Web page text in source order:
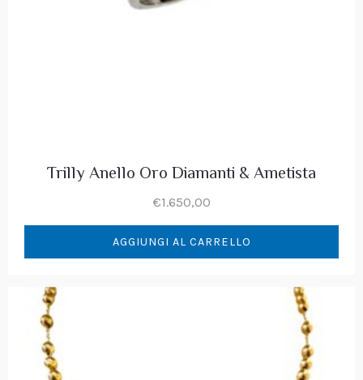
Trilly Anello Oro Diamanti & Ametista
€1.650,00
AGGIUNGI AL CARRELLO